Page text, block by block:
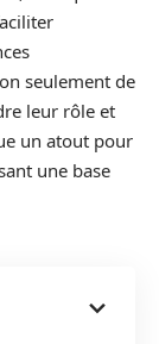
seulement de
leur rôle et
un atout pour
une base